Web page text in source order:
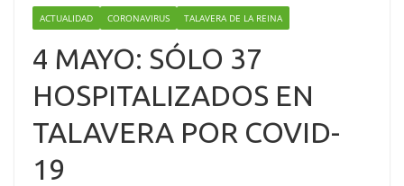
ACTUALIDAD CORONAVIRUS TALAVERA DE LA REINA
4 MAYO: SÓLO 37
HOSPITALIZADOS EN
TALAVERA POR COVID-
19